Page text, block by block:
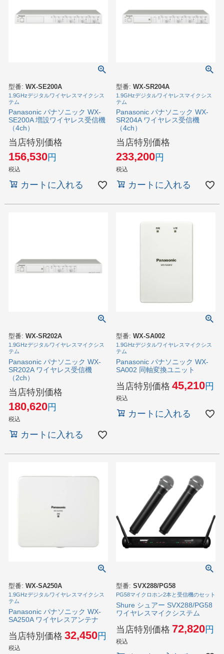
型番: WX-SE200A
1.9GHzデジタルワイヤレスマイクシス
テム
Panasonic パナソニック WX-
SE200A 増設ワイヤレス受信機
（4ch）
当店特別価格
156,530
税込
カートに入れる
型番: WX-SR204A
1.9GHzデジタルワイヤレスマイクシス
テム
Panasonic パナソニック WX-
SR204A ワイヤレス受信機
（4ch）
当店特別価格
233,200
税込
カートに入れる
型番: WX-SR202A
1.9GHzデジタルワイヤレスマイクシス
テム
Panasonic パナソニック WX-
SR202A ワイヤレス受信機
（2ch）
当店特別価格
180,620
税込
カートに入れる
型番: WX-SA002
1.9GHzデジタルワイヤレスマイクシス
テム
Panasonic パナソニック WX-
SA002 同軸変換ユニット
当店特別価格 45,210
税込
カートに入れる
型番: WX-SA250A
1.9GHzデジタルワイヤレスマイクシス
テム
Panasonic パナソニック WX-
SA250A ワイヤレスアンテナ
当店特別価格 32,450
税込
型番: SVX288/PG58
PG58マイクロホン2本と受信機のセット
Shure シュアー SVX288/PG58
ワイヤレスマイクシステム
当店特別価格 72,820
税込